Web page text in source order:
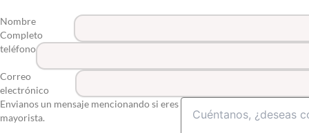
Nombre
Completo
teléfono
Correo
electrónico
Envianos un mensaje mencionando si eres
mayorista.